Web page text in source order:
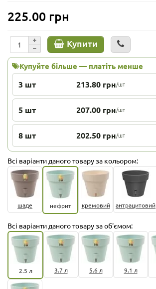
225.00 грн
Купити
Купуйте більше — платіть менше
3 шт 213.80 грн/шт
5 шт 207.00 грн/шт
8 шт 202.50 грн/шт
Всі варіанти даного товару за кольором:
шаде нефрит кремовий антрацитовий
Всі варіанти даного товару за об'ємом:
2.5 л 3.7 л 5.6 л 9.1 л